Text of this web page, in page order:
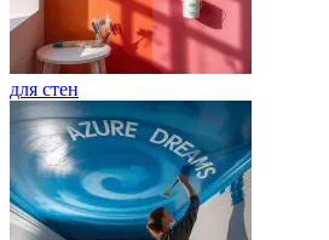
для стен